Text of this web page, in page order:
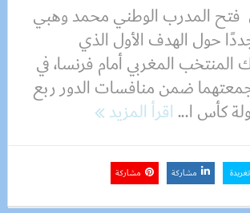
فتح المدرب الوطني محمد وهبي
حول الهدف الأول الذي
المنتخب المغربي أمام فرنسا، في
جمعتهما ضمن منافسات الدور ربع
كأس ا...اقرأ المزيد
تغريدة مشاركة مشاركة